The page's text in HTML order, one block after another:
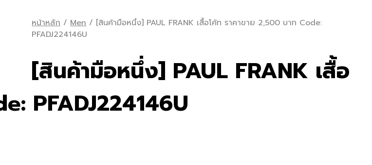
หน้าหลัก / Men / [สินค้ามือหนึ่ง] PAUL FRANK เสื้อโค้ท ราคาขาย 2,500 บาท Code:
PFADJ224146U
[สินค้ามือหนึ่ง] PAUL FRANK เสื้อ
PFADJ224146U